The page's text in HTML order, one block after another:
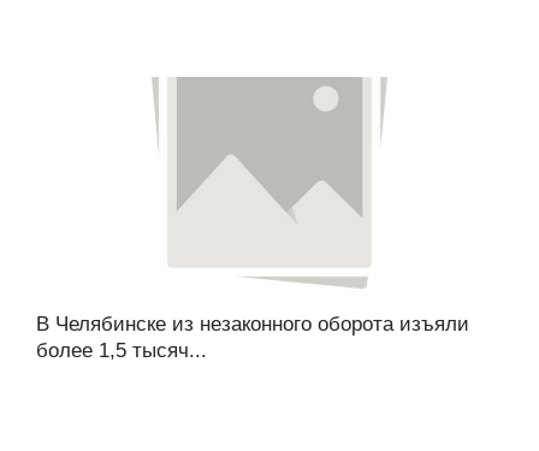
В Челябинске из незаконного оборота изъяли
более 1,5 тысяч...